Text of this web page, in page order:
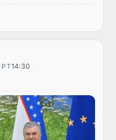
келган
фуқаролик ва
бериш...
14:30